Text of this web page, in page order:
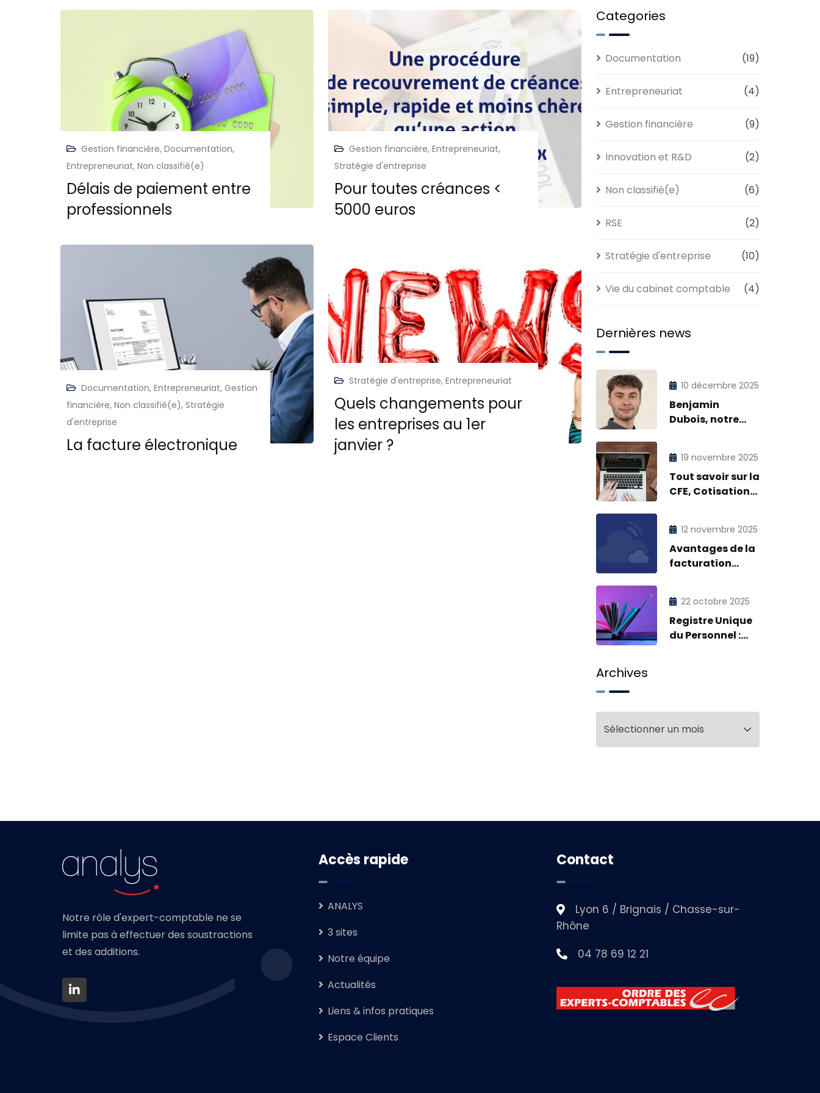
Gestion financière, Documentation,
Entrepreneuriat, Non classifié(e)
Délais de paiement entre
professionnels
Gestion financière, Entrepreneuriat,
Stratégie d'entreprise
Pour toutes créances <
5000 euros
Documentation, Entrepreneuriat, Gestion
financière, Non classifié(e), Stratégie
d'entreprise
La facture électronique
Stratégie d'entreprise, Entrepreneuriat
Quels changements pour
les entreprises au 1er
janvier ?
Categories
Documentation (19)
Entrepreneuriat (4)
Gestion financière (9)
Innovation et R&D (2)
Non classifié(e) (6)
RSE (2)
Stratégie d'entreprise (10)
Vie du cabinet comptable (4)
Dernières news
10 décembre 2025
Benjamin
Dubois, notre
19 novembre 2025
Tout savoir sur la
CFE, Cotisation
12 novembre 2025
Avantages de la
facturation
22 octobre 2025
Registre Unique
du Personnel :
Archives
Archives
Notre rôle d'expert-comptable ne se
limite pas à effectuer des soustractions
et des additions.
Accès rapide
ANALYS
3 sites
Notre équipe
Actualités
Liens & infos pratiques
Espace Clients
Contact
Lyon 6 / Brignais / Chasse-sur-
Rhône
04 78 69 12 21